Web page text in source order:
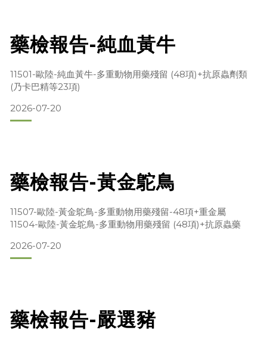
藥檢報告-純血黃牛
11501-歐陸-純血黃牛-多重動物用藥殘留 (48項)+抗原蟲劑類
(乃卡巴精等23項)
2026-07-20
藥檢報告-黃金鴕鳥
11507-歐陸-黃金鴕鳥-多重動物用藥殘留-48項+重金屬
11504-歐陸-黃金鴕鳥-多重動物用藥殘留 (48項)+抗原蟲藥
2026-07-20
藥檢報告-嚴選豬